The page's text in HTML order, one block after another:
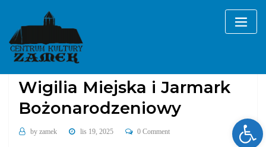
content
Bez kategorii
Wigilia Miejska i Jarmark
Bożonarodzeniowy
by zamek lis 19, 2025 0 Comment